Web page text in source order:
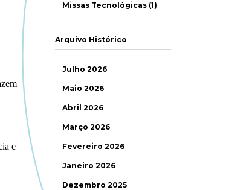
Missas Tecnológicas (1)
Arquivo Histórico
Julho 2026
Maio 2026
Abril 2026
Março 2026
Fevereiro 2026
Janeiro 2026
Dezembro 2025